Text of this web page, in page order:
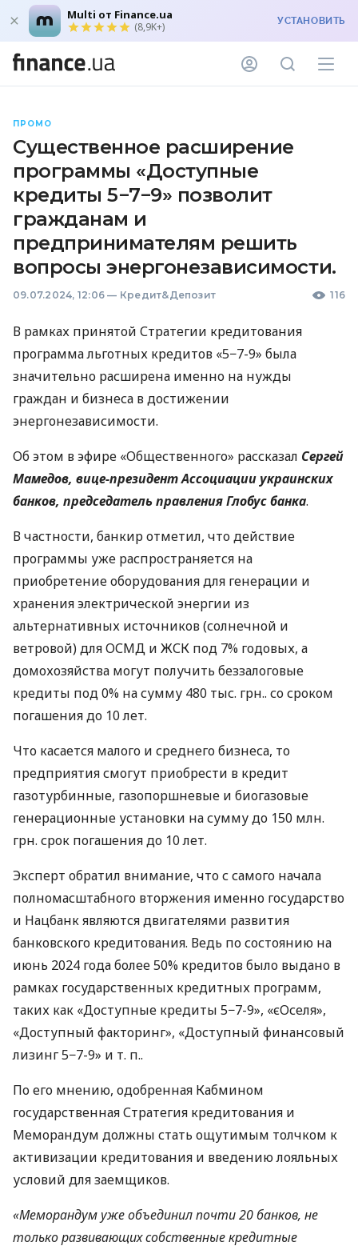
Multi от Finance.ua
(8,9K+) УСТАНОВИТЬ
ПРОМО
Существенное расширение
программы «Доступные
кредиты 5−7−9» позволит
гражданам и
предпринимателям решить
вопросы энергонезависимости.
09.07.2024, 12:06 — Кредит&Депозит 116
В рамках принятой Стратегии кредитования
программа льготных кредитов «5−7-9» была
значительно расширена именно на нужды
граждан и бизнеса в достижении
энергонезависимости.
Об этом в эфире «Общественного» рассказал Сергей
Мамедов, вице-президент Ассоциации украинских
банков, председатель правления Глобус банка.
В частности, банкир отметил, что действие
программы уже распространяется на
приобретение оборудования для генерации и
хранения электрической энергии из
альтернативных источников (солнечной и
ветровой) для ОСМД и ЖСК под 7% годовых, а
домохозяйства могут получить беззалоговые
кредиты под 0% на сумму 480 тыс. грн.. со сроком
погашения до 10 лет.
Что касается малого и среднего бизнеса, то
предприятия смогут приобрести в кредит
газотурбинные, газопоршневые и биогазовые
генерационные установки на сумму до 150 млн.
грн. срок погашения до 10 лет.
Эксперт обратил внимание, что с самого начала
полномасштабного вторжения именно государство
и Нацбанк являются двигателями развития
банковского кредитования. Ведь по состоянию на
июнь 2024 года более 50% кредитов было выдано в
рамках государственных кредитных программ,
таких как «Доступные кредиты 5−7-9», «єОселя»,
«Доступный факторинг», «Доступный финансовый
лизинг 5−7-9» и т. п..
По его мнению, одобренная Кабмином
государственная Стратегия кредитования и
Меморандум должны стать ощутимым толчком к
активизации кредитования и введению лояльных
условий для заемщиков.
«Меморандум уже объединил почти 20 банков, не
только развивающих собственные кредитные